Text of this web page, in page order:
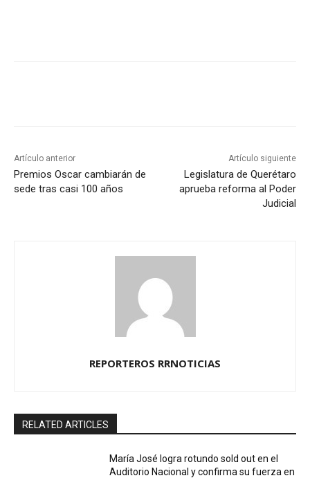
Artículo anterior
Premios Oscar cambiarán de
sede tras casi 100 años
Artículo siguiente
Legislatura de Querétaro
aprueba reforma al Poder
Judicial
REPORTEROS RRNOTICIAS
RELATED ARTICLES
María José logra rotundo sold out en el
Auditorio Nacional y confirma su fuerza en